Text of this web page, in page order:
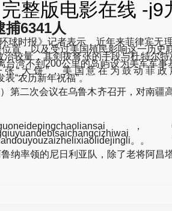
整版电影在线 -j9
捕6341人
报》记者表示，近年来菲律宾无
置，以及受过美国殖民影响这一历
较量，其剑拔弩张的手段与杜特尔
湾不到200公里的岛屿设为美军军
饼”，美国意在为鼓动菲政府
“农历新年祝福”。
次会议在乌鲁木齐召开，对南疆
，
。。
率领的尼日利亚队，除了老将阿昌